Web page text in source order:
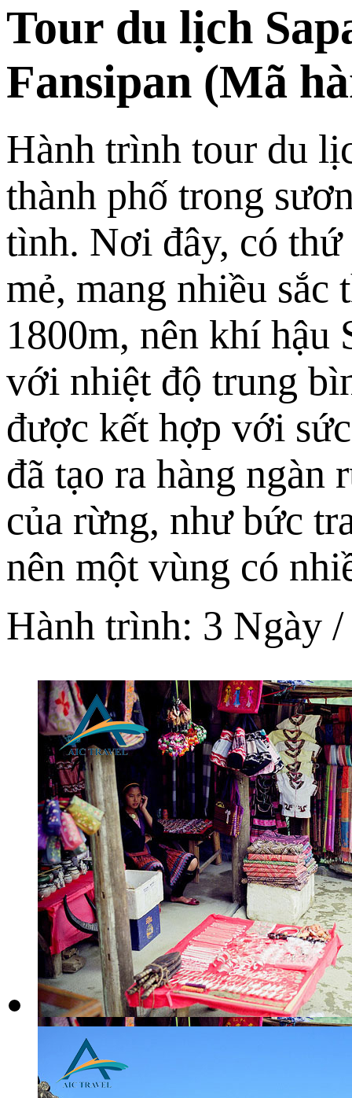
Tour du lịch
Fansipan (Mã
Hành trình tour du
thành phố trong
tình. Nơi đây, có
mẻ, mang nhiều
1800m, nên khí hậu
với nhiệt độ trung
được kết hợp với
đã tạo ra hàng ngàn
của rừng, như bức
nên một vùng có
Hành trình: 3 Ngày